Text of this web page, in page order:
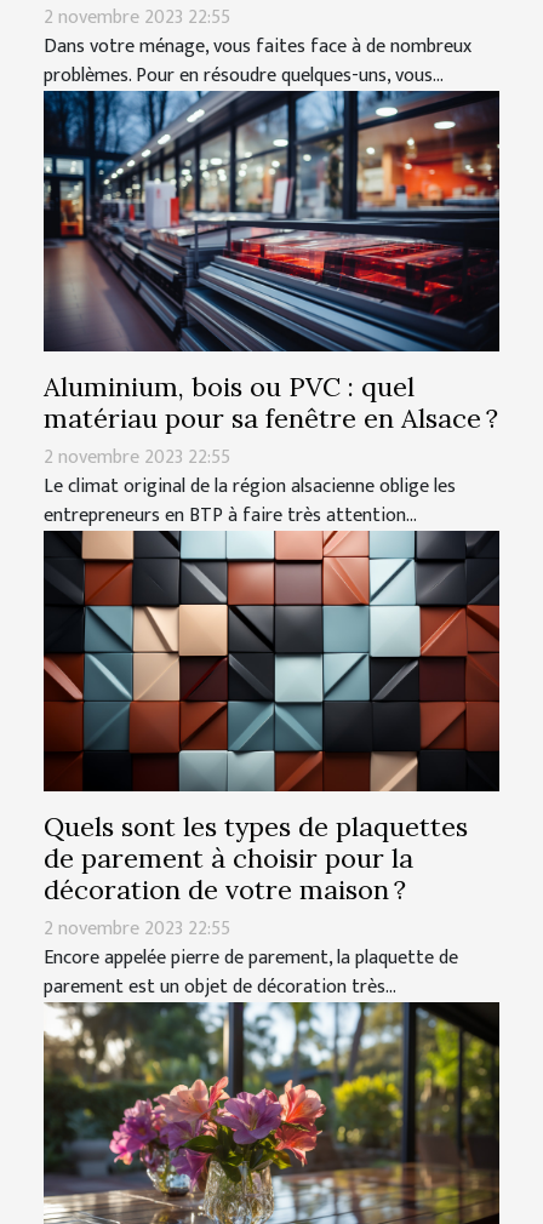
2 novembre 2023 22:55
Dans votre ménage, vous faites face à de nombreux
problèmes. Pour en résoudre quelques-uns, vous...
Aluminium, bois ou PVC : quel
matériau pour sa fenêtre en Alsace ?
2 novembre 2023 22:55
Le climat original de la région alsacienne oblige les
entrepreneurs en BTP à faire très attention...
Quels sont les types de plaquettes
de parement à choisir pour la
décoration de votre maison ?
2 novembre 2023 22:55
Encore appelée pierre de parement, la plaquette de
parement est un objet de décoration très...